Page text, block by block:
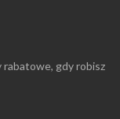
rabatowe, gdy robisz